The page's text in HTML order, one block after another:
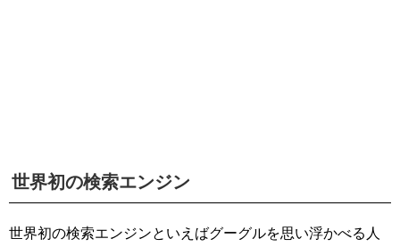
世界初の検索エンジン
世界初の検索エンジンといえばグーグルを思い浮かべる人